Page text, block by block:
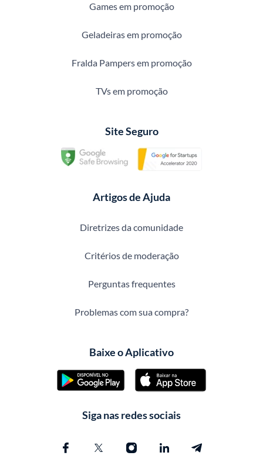
Games em promoção
Geladeiras em promoção
Fralda Pampers em promoção
TVs em promoção
Site Seguro
Artigos de Ajuda
Diretrizes da comunidade
Critérios de moderação
Perguntas frequentes
Problemas com sua compra?
Baixe o Aplicativo
Siga nas redes sociais